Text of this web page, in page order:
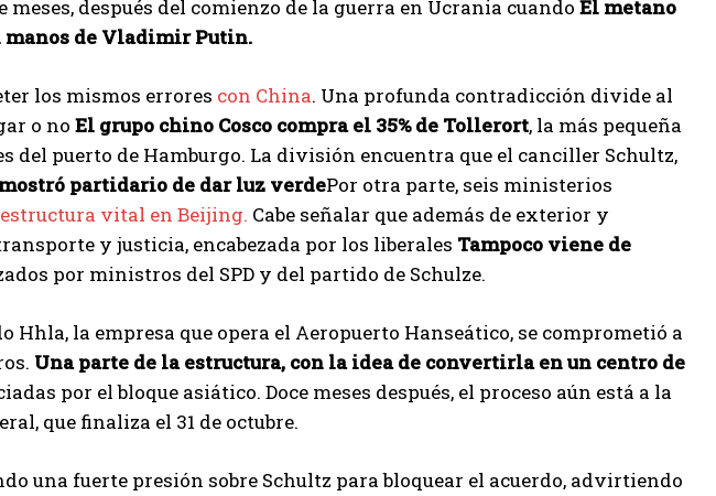
después del comienzo de la guerra en Ucrania cuando El metano
manos de Vladimir Putin.
los mismos errores con China. Una profunda contradicción divide al
o no El grupo chino Cosco compra el 35% de Tollerort, la más pequeña
del puerto de Hamburgo. La división encuentra que el canciller Schultz,
partidario de dar luz verdePor otra parte, seis ministerios
vital en Beijing. Cabe señalar que además de exterior y
y justicia, encabezada por los liberales Tampoco viene de
por ministros del SPD y del partido de Schulze.
Hhla, la empresa que opera el Aeropuerto Hanseático, se comprometió a
Una parte de la estructura, con la idea de convertirla en un centro de
por el bloque asiático. Doce meses después, el proceso aún está a la
que finaliza el 31 de octubre.
una fuerte presión sobre Schultz para bloquear el acuerdo, advirtiendo